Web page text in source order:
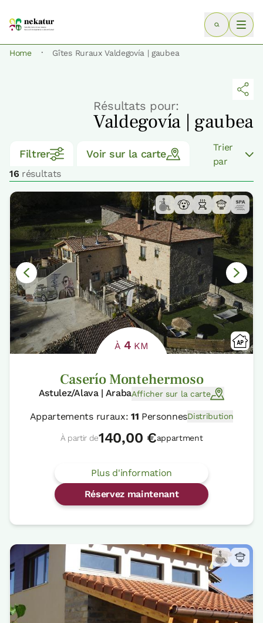
Home · Gîtes Ruraux Valdegovía | gaubea
Résultats pour:
Valdegovía | gaubea
Filtrer Voir sur la carte
16 résultats
Trier
par
À 4 KM
Caserío Montehermoso
Astulez/Alava | ArabaAfficher sur la carte
Appartements ruraux: 11 PersonnesDistribution
À partir de140,00 €appartment
Plus d'information
Réservez maintenant